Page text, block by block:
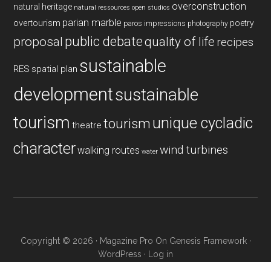
natural heritage natural ressources open studios overconstruction
overtourism parian marble paros impressions photography poetry
proposal public debatequality of life recipes
RES spatial plan sustainable
developmentsustainable
tourism theatre tourism unique cycladic
characterwalking routes water wind turbines
Copyright © 2026 · Magazine Pro On Genesis Framework·
WordPress · Log in